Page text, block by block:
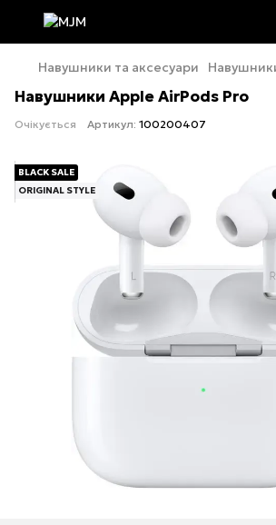
Навушники та аксесуари
Навушники Apple AirPods Pro
Очікується Артикул: 100200407
BLACK SALE
ORIGINAL STYLE